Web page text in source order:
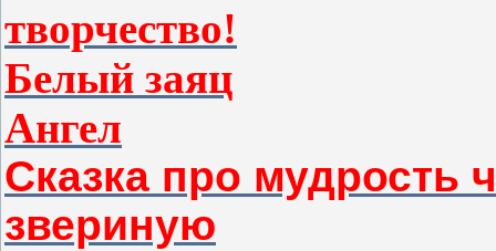
творчество!
Белый заяц
Ангел
Сказка про мудрость
звериную